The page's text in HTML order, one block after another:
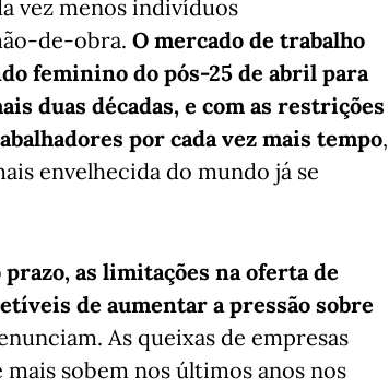
vez menos indivíduos
de-obra. O mercado de trabalho
feminino do pós-25 de abril para
duas décadas, e com as restrições
por cada vez mais tempo,
envelhecida do mundo já se
as limitações na oferta de
de aumentar a pressão sobre
As queixas de empresas
sobem nos últimos anos nos